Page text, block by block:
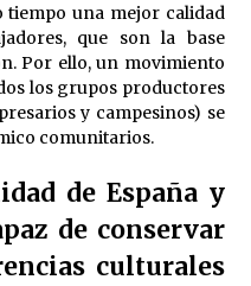
tiempo una mejor calidad
que son la base
Por ello, un movimiento
los grupos productores
y campesinos) se
comunitarios.
de España y
de conservar
culturales